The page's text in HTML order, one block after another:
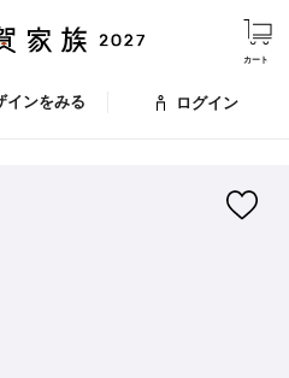
インをみる
カート
ログイン